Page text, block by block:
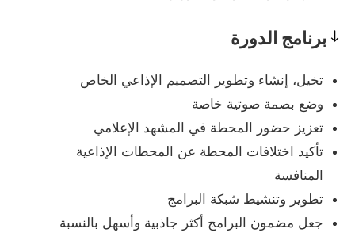
برنامج الدورة
تخيل، إنشاء وتطوير التصميم الإذاعي الخاص
وضع بصمة صوتية خاصة
تعزيز حضور المحطة في المشهد الإعلامي
تأكيد اختلافات المحطة عن المحطات الإذاعية
المنافسة
تطوير وتنشيط شبكة البرامج
جعل مضمون البرامج أكثر جاذبية وأسهل بالنسبة